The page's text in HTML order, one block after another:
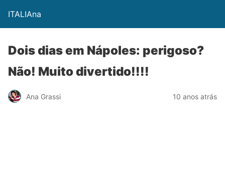
ITALIAna
Dois dias em Nápoles: perigoso?
Não! Muito divertido!!!!
Ana Grassi 10 anos atrás